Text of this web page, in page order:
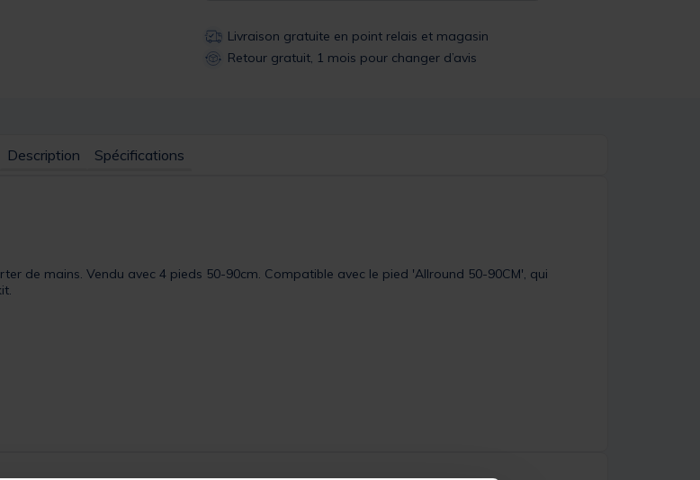
Livraison gratuite en point relais et magasin
Retour gratuit, 1 mois pour changer d’avis
Description Spécifications
de mains. Vendu avec 4 pieds 50-90cm. Compatible avec le pied 'Allround 50-90CM', qui